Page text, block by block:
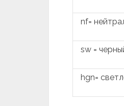
nf=
sw =
hgn=